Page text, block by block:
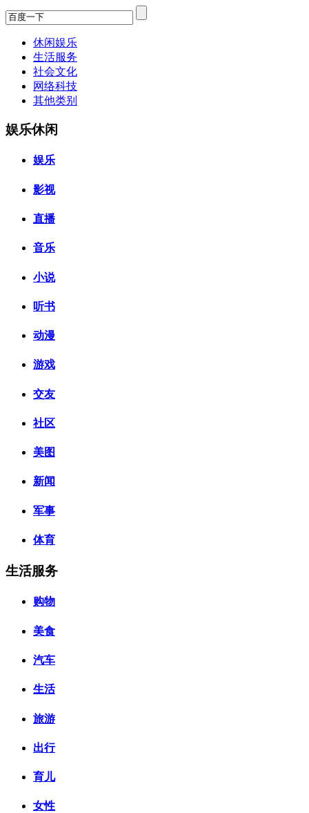
休闲娱乐
生活服务
社会文化
网络科技
其他类别
娱乐休闲
娱乐
影视
直播
音乐
小说
听书
动漫
游戏
交友
社区
美图
新闻
军事
体育
生活服务
购物
美食
汽车
生活
旅游
出行
育儿
女性